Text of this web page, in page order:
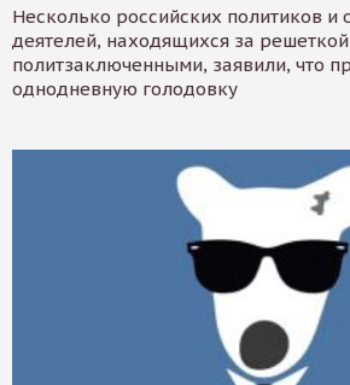
Несколько российских политиков
деятелей, находящихся за
политзаключенными, заявили, что
однодневную голодовку